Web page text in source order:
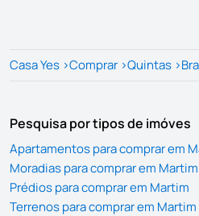
Casa Yes >Comprar >Quintas >
Pesquisa por tipos de imóves
Apartamentos para comprar em
Moradias para comprar em Martim
Prédios para comprar em Martim
Terrenos para comprar em Martim